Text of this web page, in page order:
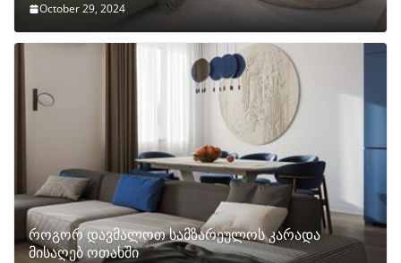
October 29, 2024
როგორ დავმალოთ სამზარეულოს კარადა
მისაღებ ოთახში